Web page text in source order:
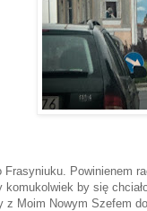
Frasyniuku. Powinienem
by się
z Moim Nowym Szefem